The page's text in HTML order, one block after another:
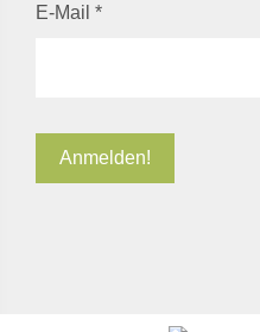
E-Mail *